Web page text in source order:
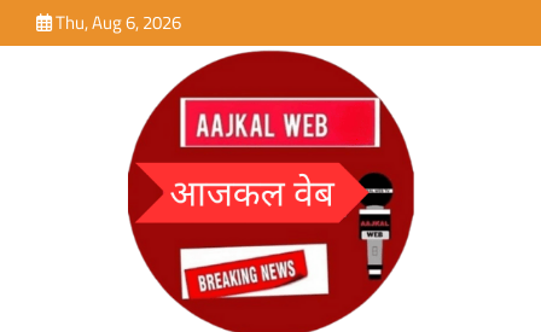
to
Thu, Aug 6, 2026